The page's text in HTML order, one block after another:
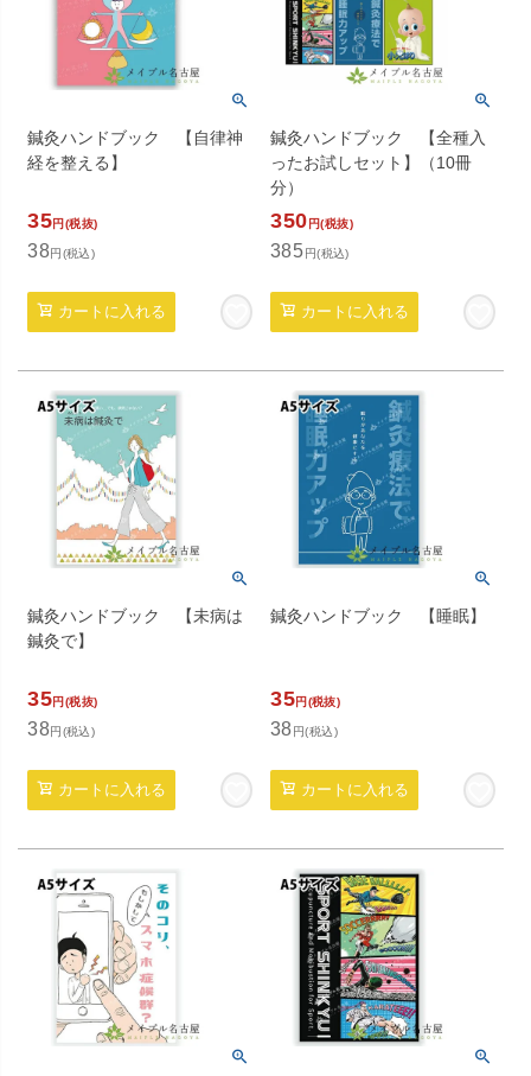
鍼灸ハンドブック 【自律神
経を整える】
35円(税抜)
38円(税込)
カートに入れる
鍼灸ハンドブック 【全種入
ったお試しセット】（10冊
分）
350 円(税抜)
385 円(税込)
カートに入れる
鍼灸ハンドブック 【未病は
鍼灸で】
35円(税抜)
38円(税込)
カートに入れる
鍼灸ハンドブック 【睡眠】
35円(税抜)
38 円(税込)
カートに入れる